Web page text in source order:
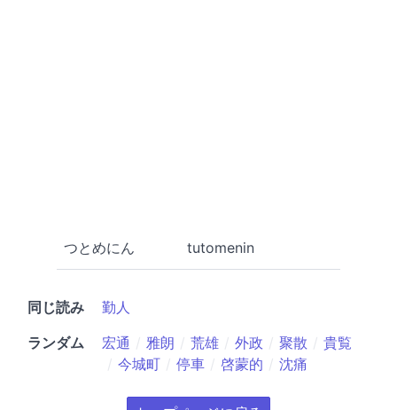
つとめにん tutomenin
同じ読み
勤人
ランダム
宏通 雅朗 荒雄 外政 聚散
貴覧
今城町
停車 啓蒙的 沈痛